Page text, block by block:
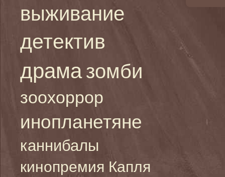
выживание
детектив
драма зомби
зоохоррор
инопланетяне
каннибалы
кинопремия Капля